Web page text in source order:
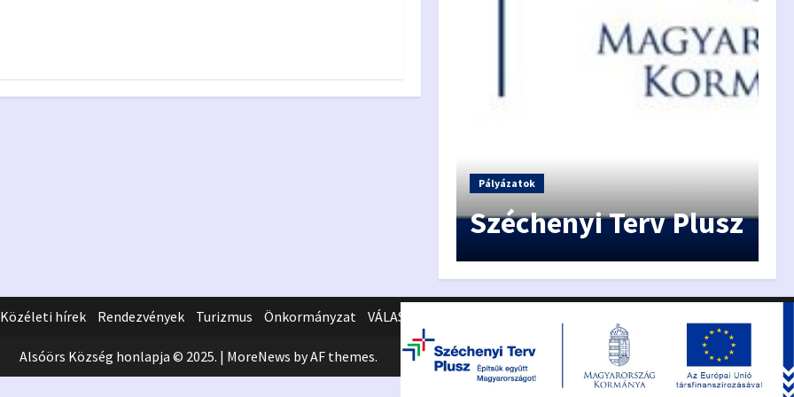
Pályázatok
Széchenyi Terv Plusz
Közéleti hírek Rendezvények Turizmus Önkormányzat VÁLASZTÁSI INFORMÁCIÓK
Alsóörs Község honlapja © 2025. | MoreNews by AF themes.